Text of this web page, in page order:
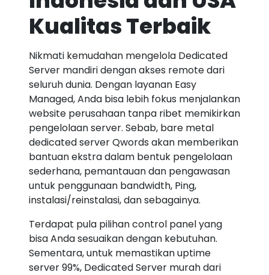
Kualitas Terbaik
Nikmati kemudahan mengelola Dedicated
Server mandiri dengan akses remote dari
seluruh dunia. Dengan layanan Easy
Managed, Anda bisa lebih fokus menjalankan
website perusahaan tanpa ribet memikirkan
pengelolaan server. Sebab, bare metal
dedicated server Qwords akan memberikan
bantuan ekstra dalam bentuk pengelolaan
sederhana, pemantauan dan pengawasan
untuk penggunaan bandwidth, Ping,
instalasi/reinstalasi, dan sebagainya.
Terdapat pula pilihan control panel yang
bisa Anda sesuaikan dengan kebutuhan.
Sementara, untuk memastikan uptime
server 99%, Dedicated Server murah dari